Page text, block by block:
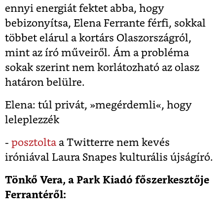
ennyi energiát fektet abba, hogy
bebizonyítsa, Elena Ferrante férfi, sokkal
többet elárul a kortárs Olaszországról,
mint az író műveiről. Ám a probléma
sokak szerint nem korlátozható az olasz
határon belülre.
Elena: túl privát, »megérdemli«, hogy
leleplezzék
- posztoltaa Twitterre nem kevés
iróniával Laura Snapes kulturális újságíró.
Tönkő Vera, a Park Kiadó főszerkesztője
Ferrantéről: